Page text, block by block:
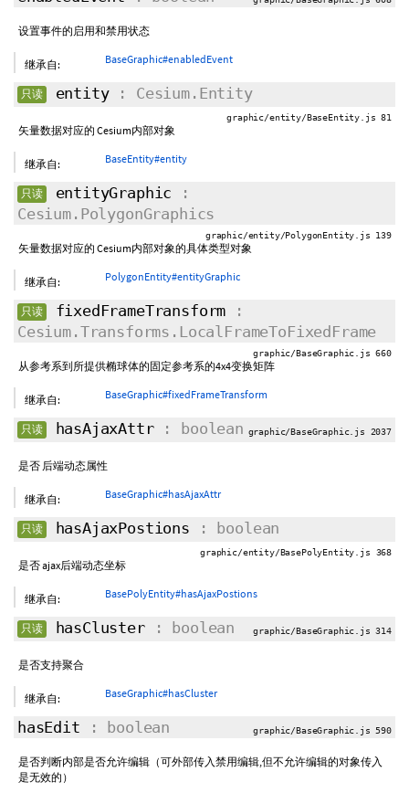
设置事件的启用和禁用状态
继承自: BaseGraphic#enabledEvent
只读 entity: Cesium.Entity
graphic/entity/BaseEntity.js 81
矢量数据对应的 Cesium内部对象
继承自: BaseEntity#entity
只读 entityGraphic :
Cesium.PolygonGraphics
graphic/entity/PolygonEntity.js 139
矢量数据对应的 Cesium内部对象的具体类型对象
继承自: PolygonEntity#entityGraphic
只读 fixedFrameTransform :
Cesium.Transforms.LocalFrameToFixedFrame
graphic/BaseGraphic.js 660
从参考系到所提供椭球体的固定参考系的4x4变换矩阵
继承自: BaseGraphic#fixedFrameTransform
只读 hasAjaxAttr: boolean graphic/BaseGraphic.js 2037
是否 后端动态属性
继承自: BaseGraphic#hasAjaxAttr
只读 hasAjaxPostions : boolean
graphic/entity/BasePolyEntity.js 368
是否 ajax后端动态坐标
继承自: BasePolyEntity#hasAjaxPostions
只读 hasCluster: boolean graphic/BaseGraphic.js 314
是否支持聚合
继承自: BaseGraphic#hasCluster
hasEdit : boolean graphic/BaseGraphic.js 590
是否判断内部是否允许编辑（可外部传入禁用编辑,但不允许编辑的对象传入
是无效的）